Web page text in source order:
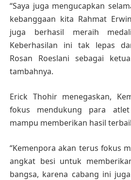
“Saya juga mengucapkan
kebanggaan kita Rahmat
juga berhasil meraih
Keberhasilan ini tak lepas
Rosan Roeslani sebagai
tambahnya.
Erick Thohir menegaskan,
fokus mendukung para
mampu memberikan hasil
“Kemenpora akan terus fokus
angkat besi untuk
bangsa, karena cabang ini